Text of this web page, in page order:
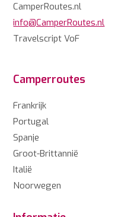
CamperRoutes.nl
info@CamperRoutes.nl
Travelscript VoF
Camperroutes
Frankrijk
Portugal
Spanje
Groot-Brittannië
Italië
Noorwegen